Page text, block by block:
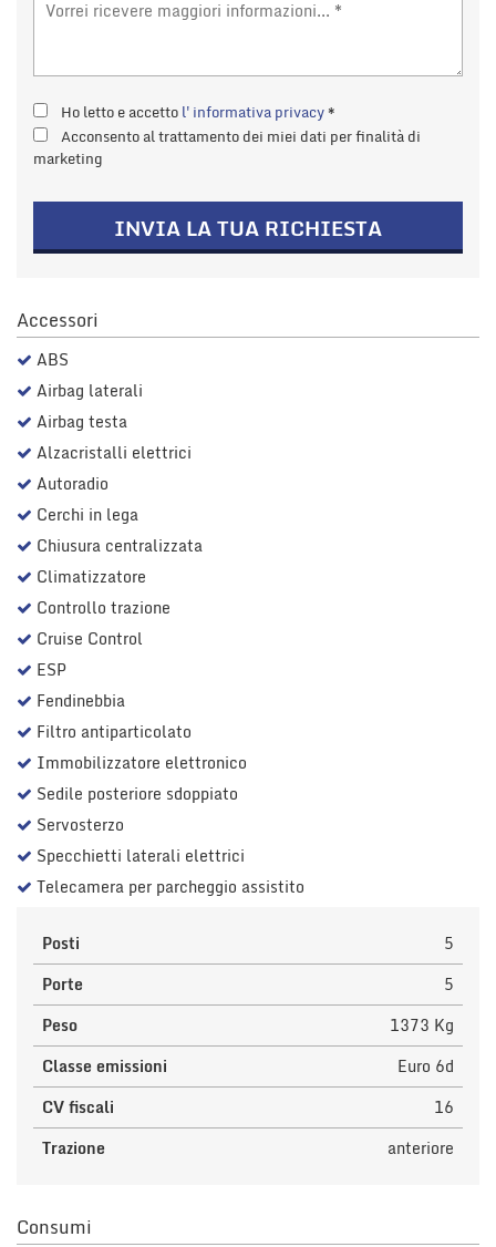
Ho letto e accettol'informativa privacy*
Acconsento al trattamento dei miei dati per finalità di
marketing
INVIA LA TUA RICHIESTA
Accessori
ABS
Airbag laterali
Airbag testa
Alzacristalli elettrici
Autoradio
Cerchi in lega
Chiusura centralizzata
Climatizzatore
Controllo trazione
Cruise Control
ESP
Fendinebbia
Filtro antiparticolato
Immobilizzatore elettronico
Sedile posteriore sdoppiato
Servosterzo
Specchietti laterali elettrici
Telecamera per parcheggio assistito
Posti
5
Porte
5
Peso
1373 Kg
Classe emissioni
Euro 6d
CV fiscali
16
Trazione
anteriore
Consumi
Cookie analitici
Cookie di marketing
Leggi
cookie
impostazioni